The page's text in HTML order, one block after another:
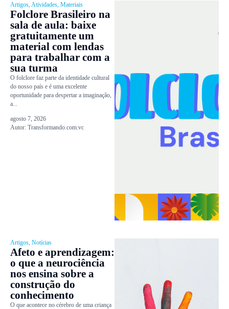
Artigos,Atividades, Materiais
Folclore Brasileiro na
sala de aula: baixe
gratuitamente um
material com lendas
para trabalhar com a
sua turma
O folclore faz parte da identidade cultural
do nosso país e é uma excelente
oportunidade para despertar a imaginação,
a...
agosto 7, 2026
Autor: Transformando.com.vc
Artigos, Notícias
Afeto e aprendizagem:
o que a neurociência
nos ensina sobre a
construção do
conhecimento
O que acontece no cérebro de uma criança